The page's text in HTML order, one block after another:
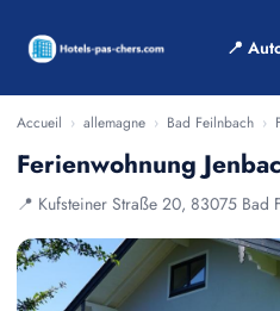
📍
Accueil › allemagne › Bad Feilnbach ›
Ferienwohnung
📍 Kufsteiner Straße 20, 83075 Bad